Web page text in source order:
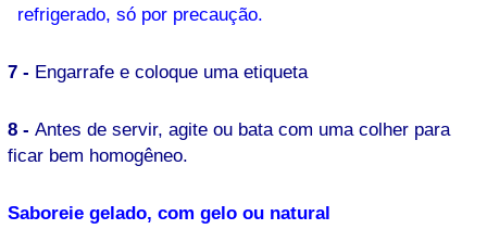
refrigerado, só por precaução.
7 - Engarrafe e coloque uma etiqueta
8 -Antes de servir, agite ou bata com uma colher para
ficar bem homogêneo.
Saboreie gelado, com gelo ou natural